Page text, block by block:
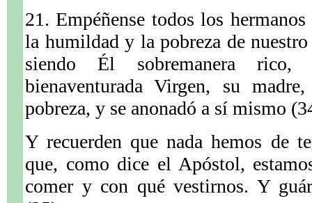
21. Empéñense todos los
la humildad y la pobreza de
siendo Él sobremanera
bienaventurada Virgen, su
pobreza, y se anonadó a sí mismo
Y recuerden que nada hemos de
que, como dice el Apóstol,
comer y con qué vestirnos. Y